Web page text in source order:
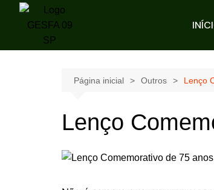
Página inicial Outros Lenço
Lenço